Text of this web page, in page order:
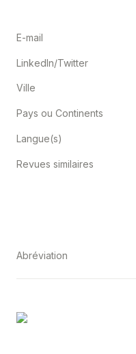
E-mail
LinkedIn/Twitter
Ville
Pays ou Continents
Langue(s)
Revues similaires
Abréviation